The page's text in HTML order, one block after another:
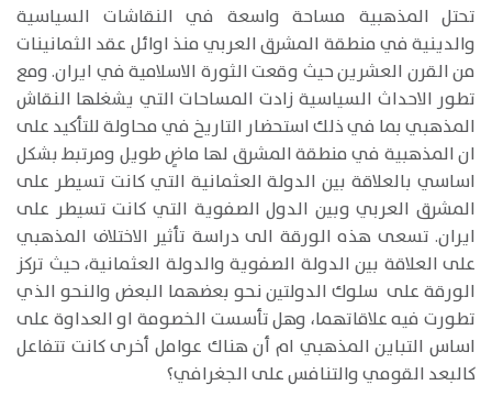
تحتل المذهبية مساحة واسعة في النقاشات السياسية
والدينية في منطقة المشرق العربي منذ اوائل عقد الثمانينات
من القرن العشرين حيث وقعت الثورة الاسلامية في ايران. ومع
تطور الاحداث السياسية زادت المساحات التي يشغلها النقاش
المذهبي بما في ذلك استحضار التاريخ في محاولة للتأكيد على
ان المذهبية في منطقة المشرق لها ماضٍ طويل ومرتبط بشكل
اساسي بالعلاقة بين الدولة العثمانية التي كانت تسيطر على
المشرق العربي وبين الدول الصفوية التي كانت تسيطر على
ايران. تسعى هذه الورقة الى دراسة تأثير الاختلاف المذهبي
على العلاقة بين الدولة الصفوية والدولة العثمانية، حيث تركز
الورقة على سلوك الدولتين نحو بعضهما البعض والنحو الذي
تطورت فيه علاقاتهما، وهل تأسست الخصومة او العداوة على
اساس التباين المذهبي ام أن هناك عوامل أخرى كانت تتفاعل
كالبعد القومي والتنافس على الجغرافي؟